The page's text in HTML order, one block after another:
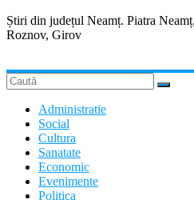
Știri din județul Neamț. Piatra
Roznov, Girov
Administratie
Social
Cultura
Sanatate
Economic
Evenimente
Politica